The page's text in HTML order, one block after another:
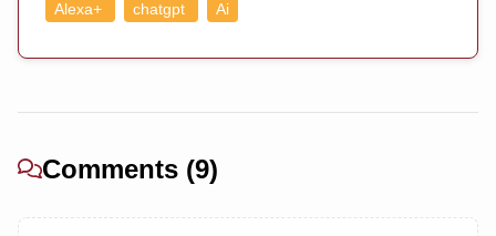
Alexa+ chatgpt Ai
Comments (9)